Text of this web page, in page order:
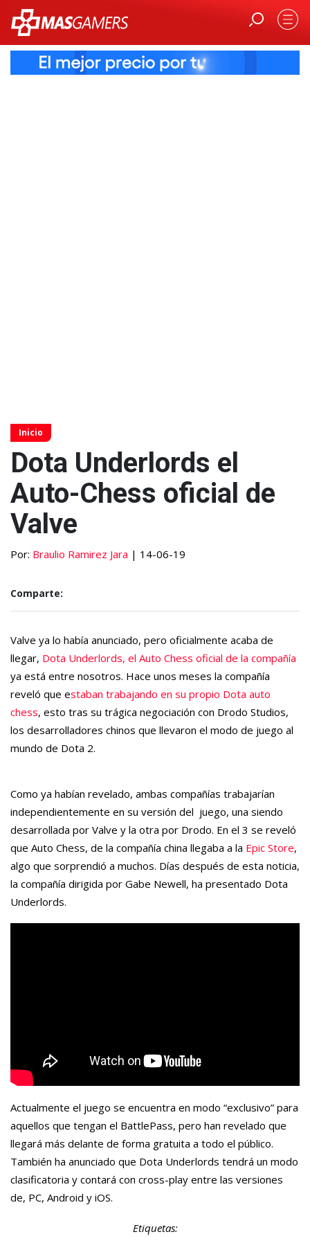
Inicio
Dota Underlords el
Auto-Chess oficial de
Valve
Por: Braulio Ramirez Jara | 14-06-19
Comparte:
Valve ya lo había anunciado, pero oficialmente acaba de
llegar, Dota Underlords, el Auto Chess oficial de la compañía
ya está entre nosotros. Hace unos meses la compañía
reveló que estaban trabajando en su propio Dota auto
chess, esto tras su trágica negociación con Drodo Studios,
los desarrolladores chinos que llevaron el modo de juego al
mundo de Dota 2.
Como ya habían revelado, ambas compañías trabajarían
independientemente en su versión del juego, una siendo
desarrollada por Valve y la otra por Drodo. En el 3 se reveló
que Auto Chess, de la compañía china llegaba a la Epic Store,
algo que sorprendió a muchos. Días después de esta noticia,
la compañía dirigida por Gabe Newell, ha presentado Dota
Underlords.
Actualmente el juego se encuentra en modo “exclusivo” para
aquellos que tengan el BattlePass, pero han revelado que
llegará más delante de forma gratuita a todo el público.
También ha anunciado que Dota Underlords tendrá un modo
clasificatoria y contará con cross-play entre las versiones
de, PC, Android y iOS.
Etiquetas: